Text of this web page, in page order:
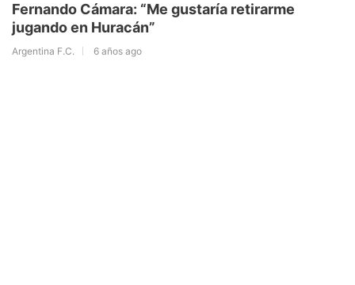
Fernando Cámara: “Me gustaría retirarme
jugando en Huracán”
Argentina F.C. 6 años ago